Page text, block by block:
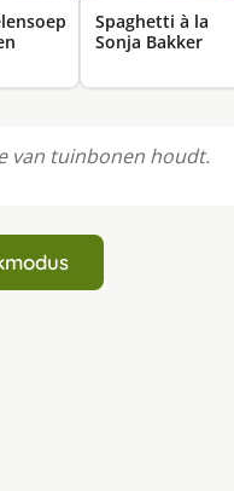
Spaghetti à la
Sonja Bakker
van tuinbonen houdt.